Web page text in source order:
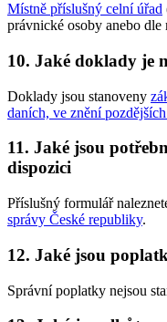
Místně příslušný celní úřad
právnické osoby anebo
10. Jaké doklady je
Doklady jsou stanoveny
daních, ve znění
11. Jaké jsou
dispozici
Příslušný formulář
správy České republiky.
12. Jaké jsou
Správní poplatky nejsou